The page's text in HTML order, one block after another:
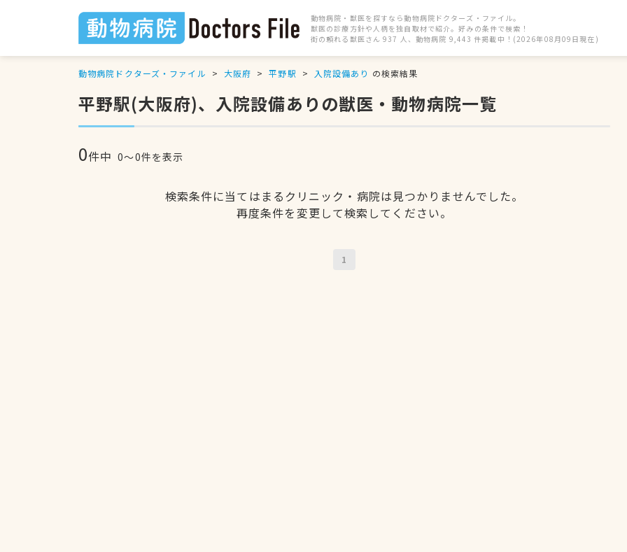
動物病院・獣医を探すなら動物病院ドクターズ・ファイル。
獣医の診療方針や人柄を独自取材で紹介。好みの条件で検索！
街の頼れる獣医さん 937 人、動物病院 9,443 件掲載中！(2026年08月09日現在)
動物病院ドクターズ・ファイル 大阪府 平野駅 入院設備あり の検索結果
平野駅(大阪府)、入院設備ありの獣医・動物病院一覧
0件中 0〜0件を表示
検索条件に当てはまるクリニック・病院は見つかりませんでした。
再度条件を変更して検索してください。
1